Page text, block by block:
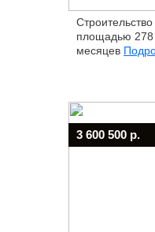
площадью 278
месяцев
3 600 500 р.